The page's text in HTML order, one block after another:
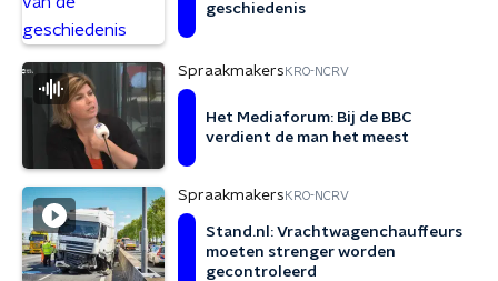
geschiedenis
Spraakmakers KRO-NCRV
Het Mediaforum: Bij de BBC
verdient de man het meest
Spraakmakers KRO-NCRV
Stand.nl: Vrachtwagenchauffeurs
moeten strenger worden
gecontroleerd